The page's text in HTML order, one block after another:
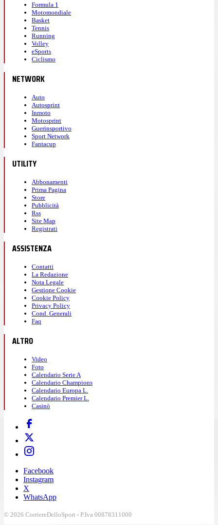
Formula 1
Motomondiale
Basket
Tennis
Running
Volley
eSports
Ciclismo
NETWORK
Auto
Autosprint
Inmoto
Motosprint
Guerinsportivo
Sport Network
Fantacup
UTILITY
Abbonamenti
Prima Pagina
Store
Pubblicità
Rss
Site Map
Registrati
ASSISTENZA
Contatti
La Redazione
Nota Legale
Gestione Cookie
Cookie Policy
Privacy Policy
Cond. Generali
Faq
ALTRO
Video
Foto
Calendario Serie A
Calendario Champions
Calendario Europa L.
Calendario Premier L.
Casinò
Facebook
Instagram
X
WhatsApp
© 2026 CorriereDelloSport - P.Iva 00878311000